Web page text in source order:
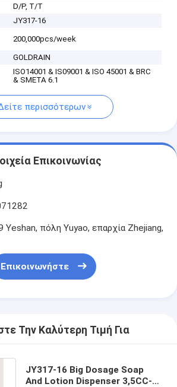
D/P, T/T
JY317-16
200,000pcs/week
GOLDRAIN
ISO14001 & IS09001 & ISO 45001 & BRC
& SMETA 6.1
περισσότερων
Επικοινωνίας
πόλη Yuyao, επαρχία Zhejiang,
Επικοινωνήστε
Την Καλύτερη Τιμή Για
JY317-16 Big Dosage Soap
And Lotion Dispenser 3,5CC-